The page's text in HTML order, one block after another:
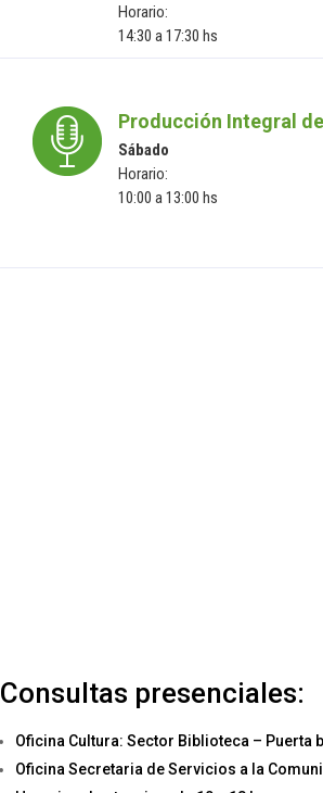
Horario:
14:30 a 17:30 hs
Producción Integral
Sábado
Horario:
10:00 a 13:00 hs
Consultas presenciales:
Oficina Cultura: Sector Biblioteca –
Oficina Secretaria de Servicios a la